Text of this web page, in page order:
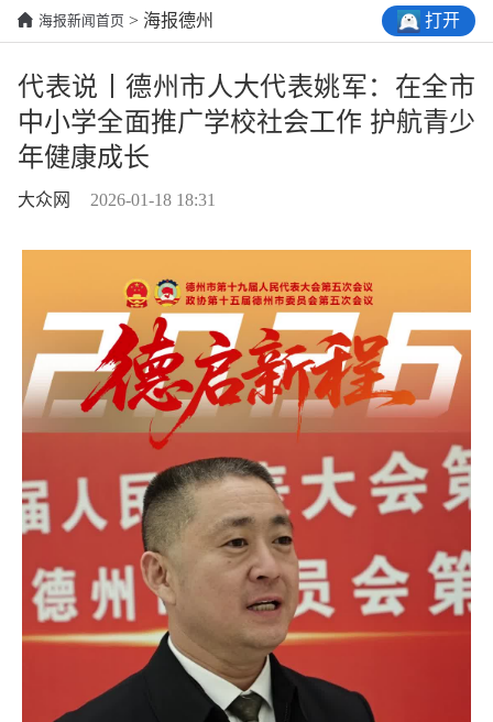
海报新闻首页 > 海报德州 打开
代表说丨德州市人大代表姚军：在全市
中小学全面推广学校社会工作 护航青少
年健康成长
大众网 2026-01-18 18:31